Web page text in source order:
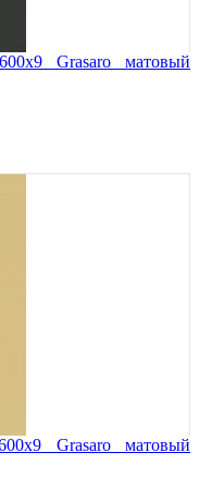
Grasaro матовый
Grasaro матовый